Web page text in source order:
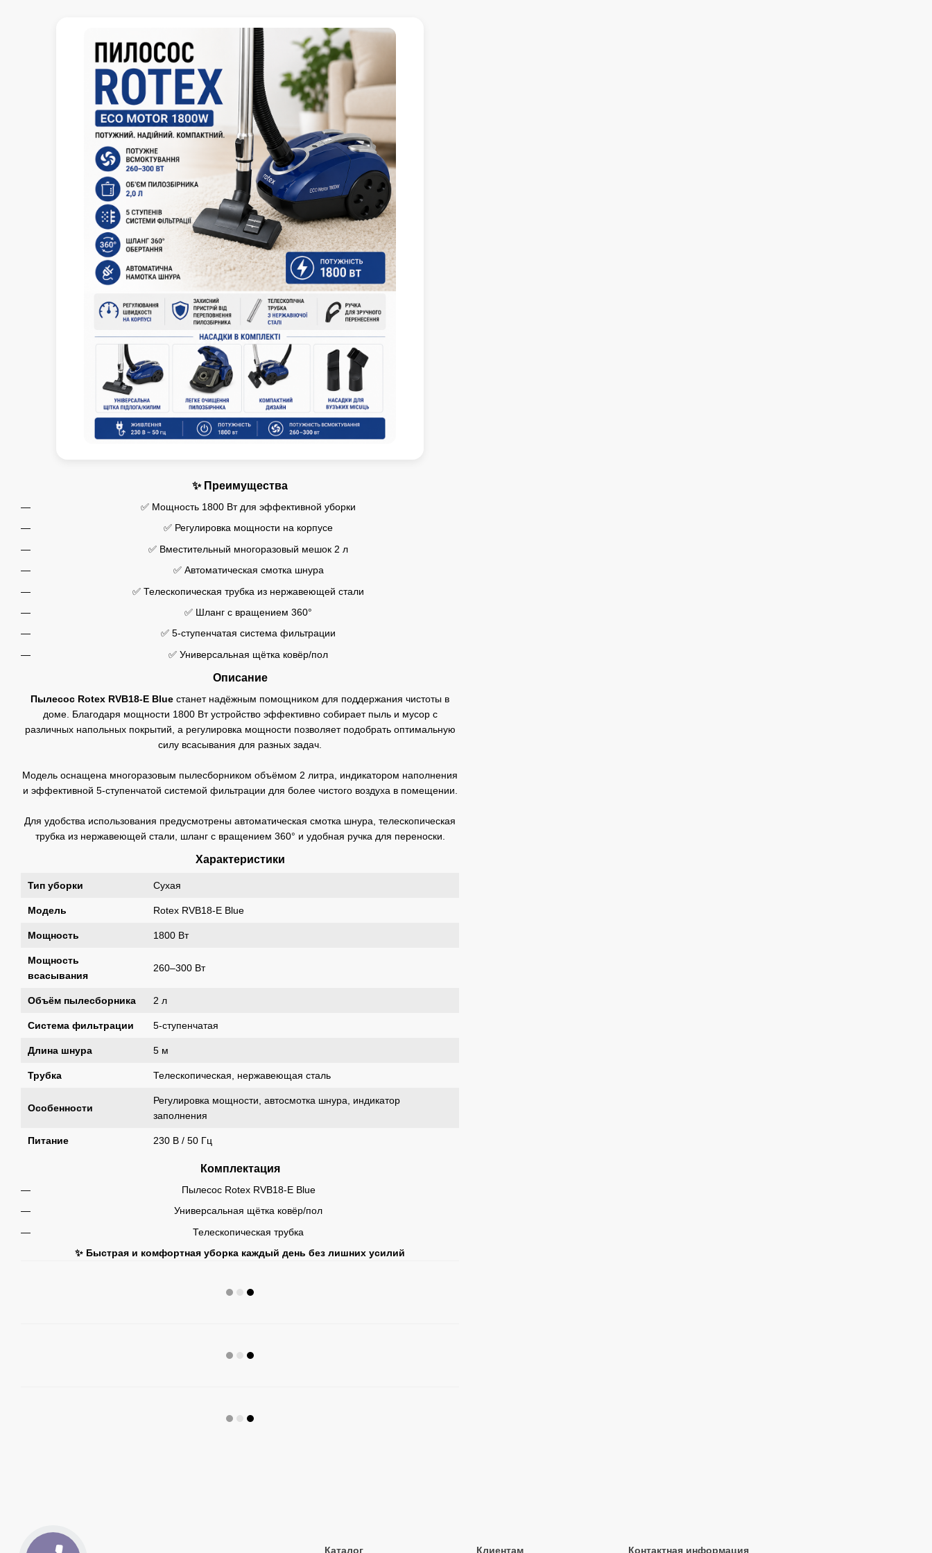
✨ Преимущества
✅ Мощность 1800 Вт для эффективной уборки
✅ Регулировка мощности на корпусе
✅ Вместительный многоразовый мешок 2 л
✅ Автоматическая смотка шнура
✅ Телескопическая трубка из нержавеющей стали
✅ Шланг с вращением 360°
✅ 5-ступенчатая система фильтрации
✅ Универсальная щётка ковёр/пол
Описание
Пылесос Rotex RVB18-E Blue станет надёжным помощником для поддержания чистоты в
доме. Благодаря мощности 1800 Вт устройство эффективно собирает пыль и мусор с
различных напольных покрытий, а регулировка мощности позволяет подобрать оптимальную
силу всасывания для разных задач.
Модель оснащена многоразовым пылесборником объёмом 2 литра, индикатором наполнения
и эффективной 5-ступенчатой системой фильтрации для более чистого воздуха в помещении.
Для удобства использования предусмотрены автоматическая смотка шнура, телескопическая
трубка из нержавеющей стали, шланг с вращением 360° и удобная ручка для переноски.
Характеристики
Тип уборки Сухая
Модель Rotex RVB18-E Blue
Мощность 1800 Вт
Мощность
всасывания
260–300 Вт
Объём пылесборника 2 л
Система фильтрации 5-ступенчатая
Длина шнура 5 м
Трубка Телескопическая, нержавеющая сталь
Особенности
Регулировка мощности, автосмотка шнура, индикатор
заполнения
Питание 230 В / 50 Гц
Комплектация
Пылесос Rotex RVB18-E Blue
Универсальная щётка ковёр/пол
Телескопическая трубка
✨ Быстрая и комфортная уборка каждый день без лишних усилий
Каталог Клиентам Контактная информация